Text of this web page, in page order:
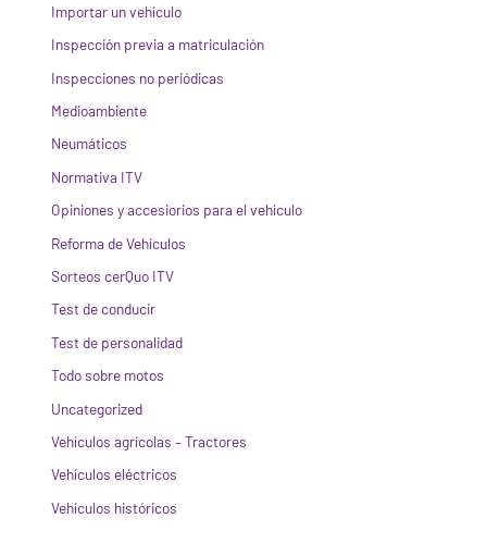
Importar un vehículo
Inspección previa a matriculación
Inspecciones no periódicas
Medioambiente
Neumáticos
Normativa ITV
Opiniones y accesiorios para el vehículo
Reforma de Vehículos
Sorteos cerQuo ITV
Test de conducir
Test de personalidad
Todo sobre motos
Uncategorized
Vehículos agrícolas – Tractores
Vehículos eléctricos
Vehículos históricos